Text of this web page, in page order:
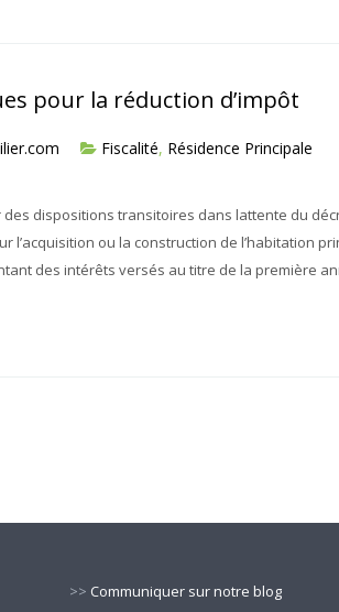
pour la réduction d’impôt
Fiscalité, Résidence Principale
des dispositions transitoires dans lattente du
l’acquisition ou la construction de l’habitation
des intérêts versés au titre de la première
>> Communiquer sur notre blog